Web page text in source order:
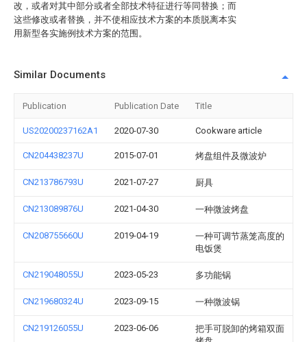
改，或者对其中部分或者全部技术特征进行等同替换；而
这些修改或者替换，并不使相应技术方案的本质脱离本实
用新型各实施例技术方案的范围。
Similar Documents
Publication Publication Date Title
US20200237162A1 2020-07-30 Cookware article
CN204438237U 2015-07-01 烤盘组件及微波炉
CN213786793U 2021-07-27 厨具
CN213089876U 2021-04-30 一种微波烤盘
CN208755660U 2019-04-19
一种可调节蒸笼高度的
电饭煲
CN219048055U 2023-05-23 多功能锅
CN219680324U 2023-09-15 一种微波锅
CN219126055U 2023-06-06
把手可脱卸的烤箱双面